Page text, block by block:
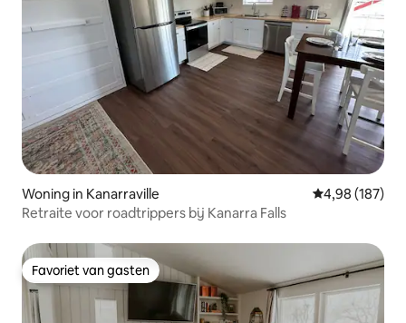
Woning in Kanarraville Gemiddelde
4,98 (187)
Retraite voor roadtrippers bij Kanarra Falls
Favoriet van gasten
Favoriet van gasten